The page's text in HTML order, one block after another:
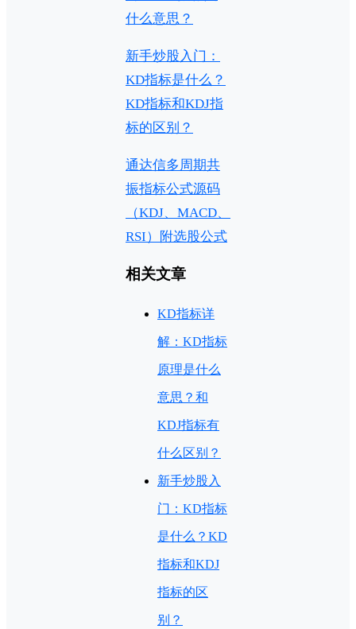
什么意思？
新手炒股入门：
KD指标是什么？
KD指标和KDJ指
标的区别？
通达信多周期共
振指标公式源码
（KDJ、MACD、
RSI）附选股公式
相关文章
KD指标详
解：KD指标
原理是什么
意思？和
KDJ指标有
什么区别？
新手炒股入
门：KD指标
是什么？KD
指标和KDJ
指标的区
别？